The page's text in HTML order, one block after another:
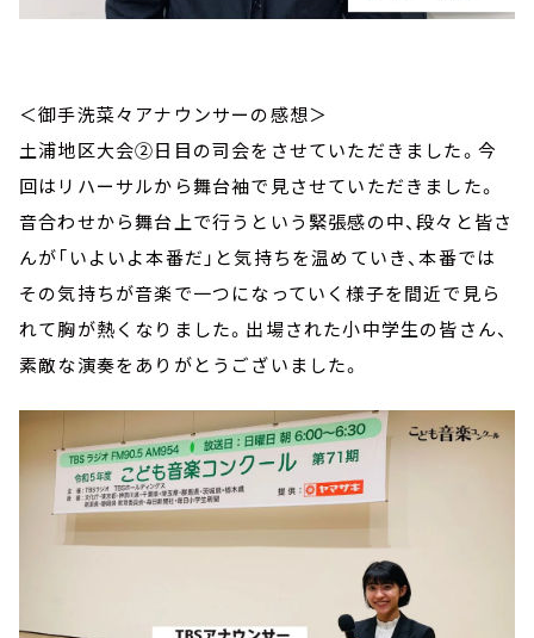
＜御手洗菜々アナウンサーの感想＞
土浦地区大会②日目の司会をさせていただきました。今
回はリハーサルから舞台袖で見させていただきました。
音合わせから舞台上で行うという緊張感の中、段々と皆さ
んが「いよいよ本番だ」と気持ちを温めていき、本番では
その気持ちが音楽で一つになっていく様子を間近で見ら
れて胸が熱くなりました。出場された小中学生の皆さん、
素敵な演奏をありがとうございました。